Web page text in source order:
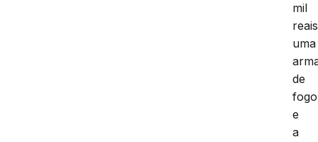
mil
uma
de
fogo
e
a